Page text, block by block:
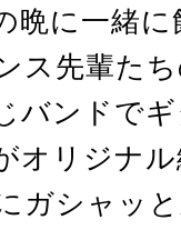
晩に一緒
ス先輩た
バンドで
オリジナ
ガシャッ